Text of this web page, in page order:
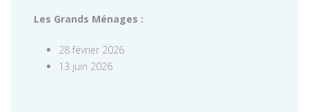
Les Grands Ménages :
28 février 2026
13 juin 2026